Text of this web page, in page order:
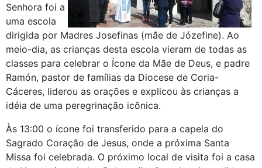
Senhora foi a
uma escola
dirigida por Madres Josefinas (mãe de Józefine). Ao
meio-dia, as crianças desta escola vieram de todas as
classes para celebrar o Ícone da Mãe de Deus, e padre
Ramón, pastor de famílias da Diocese de Coria-
Cáceres, liderou as orações e explicou às crianças a
idéia de uma peregrinação icônica.
Às 13:00 o ícone foi transferido para a capela do
Sagrado Coração de Jesus, onde a próxima Santa
Missa foi celebrada. O próximo local de visita foi a casa